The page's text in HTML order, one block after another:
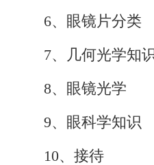
6、眼镜片分类
7、几何光学知
8、眼镜光学
9、眼科学知识
10、接待